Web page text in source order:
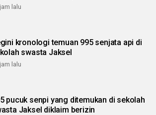
lalu
kronologi temuan 995 senjata api di
swasta Jaksel
lalu
pucuk senpi yang ditemukan di sekolah
Jaksel diklaim berizin